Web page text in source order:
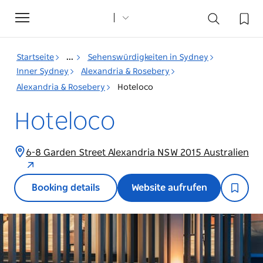
Toggle
navigation
Startseite ...
Sehenswürdigkeiten in Sydney
Inner Sydney
Alexandria & Rosebery
Alexandria & Rosebery
Hoteloco
Hoteloco
6-8 Garden Street Alexandria NSW 2015 Australien
Booking details Website aufrufen